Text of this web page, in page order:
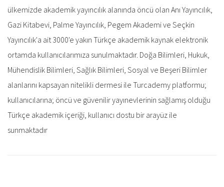
ülkemizde akademik yayıncılık alanında öncü olan Anı Yayıncılık,
Gazi Kitabevi, Palme Yayıncılık, Pegem Akademi ve Seçkin
Yayıncılık'a ait 3000'e yakın Türkçe akademik kaynak elektronik
ortamda kullanıcılarımıza sunulmaktadır. Doğa Bilimleri, Hukuk,
Mühendislik Bilimleri, Sağlık Bilimleri, Sosyal ve Beşeri Bilimler
alanlarını kapsayan nitelikli dermesi ile Turcademy platformu;
kullanıcılarına; öncü ve güvenilir yayınevlerinin sağlamış olduğu
Türkçe akademik içeriği, kullanıcı dostu bir arayüz ile
sunmaktadır